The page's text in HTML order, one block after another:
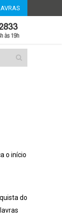
o início
do